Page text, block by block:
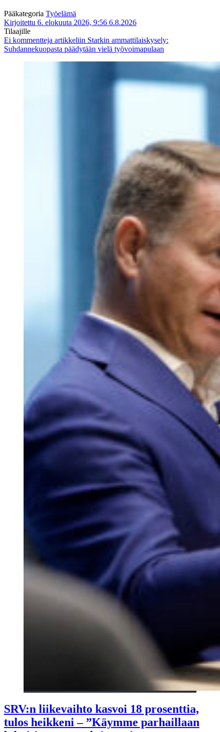
Pääkategoria Työelämä
Kirjoitettu 6. elokuuta 2026, 9:56 6.8.2026
Tilaajille
Ei kommentteja artikkeliin Starkin ammattilaiskysely:
Suhdannekuopasta päädytään vielä työvoimapulaan
SRV:n liikevaihto kasvoi 18 prosenttia,
tulos heikkeni – ”Käymme parhaillaan